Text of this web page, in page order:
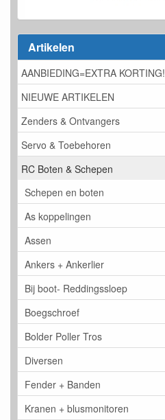
Artikelen
AANBIEDING=EXTRA KORTING!
NIEUWE ARTIKELEN
Zenders & Ontvangers
Servo & Toebehoren
RC Boten & Schepen
Schepen en boten
As koppelingen
Assen
Ankers + Ankerlier
Bij boot- Reddingssloep
Boegschroef
Bolder Poller Tros
Diversen
Fender + Banden
Kranen + blusmonitoren